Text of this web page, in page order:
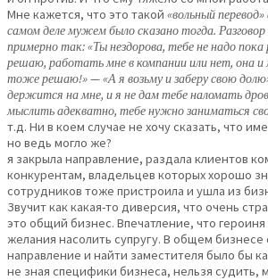
Мне кажется, что это такой «вольный
самом деле мужем было сказано тогда. Разговор
примерно так: «Ты нездорова, тебе не надо
решаю, работать мне в компании или нет, она
тоже решаю!» — «А я возьму и заберу свою
держится на мне, и я не дам тебе наломать
мыслить адекватно, тебе нужно заниматься
т.д. Ни в коем случае не хочу сказать, что
но ведь могло же?
я закрыла направление, раздала клиентов
конкурентам, владельцев которых хорошо
сотрудников тоже пристроила и ушла из
Звучит как какая-то диверсия, что очень
это общий бизнес. Впечатление, что героиня
желания насолить супругу. В общем бизнесе
направление и найти заместителя было бы
не зная специфики бизнеса, нельзя судить,